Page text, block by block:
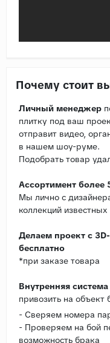
Почему стоит
Личный менеджер
плитку под ваш
отправит видео,
в нашем шоу-руме.
Подобрать товар
Ассортимент более
Мы лично с
коллекций
Делаем проект с
бесплатно
*при заказе товара
Внутренняя
привозить на объект
- Сверяем номера
- Проверяем на бой
возможность брака